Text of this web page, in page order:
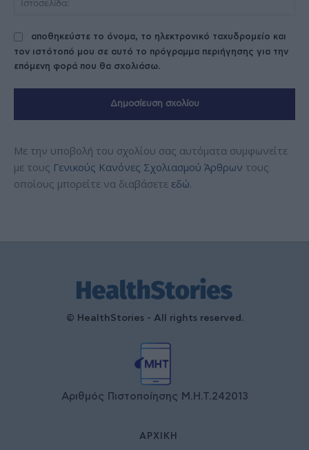
αποθηκεύστε το όνομα, το ηλεκτρονικό ταχυδρομείο και
τον ιστότοπό μου σε αυτό το πρόγραμμα περιήγησης για την
επόμενη φορά που θα σχολιάσω.
Με την υποβολή του σχολίου σας αυτόματα συμφωνείτε
με τους Γενικούς Κανόνες Σχολιασμού Άρθρων τους
οποίους μπορείτε να διαβάσετε εδώ.
© HealthStories - All rights reserved.
Αριθμός Πιστοποίησης Μ.Η.Τ.242013
ΑΡΧΙΚΉ